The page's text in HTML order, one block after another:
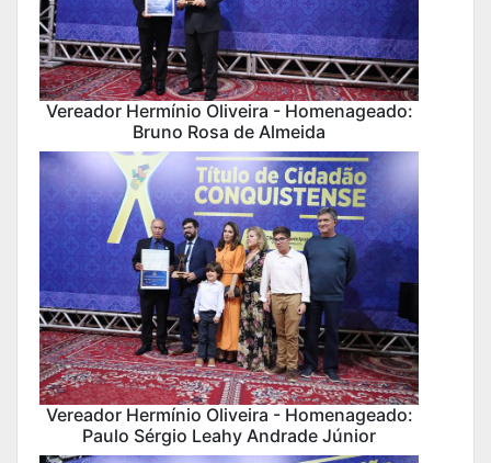
Vereador Hermínio Oliveira - Homenageado:
Bruno Rosa de Almeida
Vereador Hermínio Oliveira - Homenageado:
Paulo Sérgio Leahy Andrade Júnior